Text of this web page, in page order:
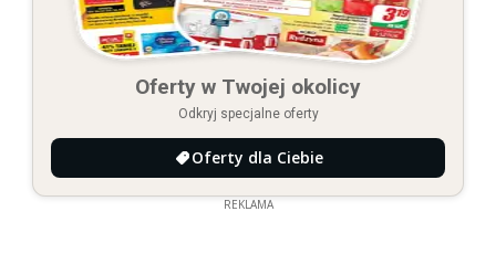
Oferty w Twojej okolicy
Odkryj specjalne oferty
Oferty dla Ciebie
REKLAMA